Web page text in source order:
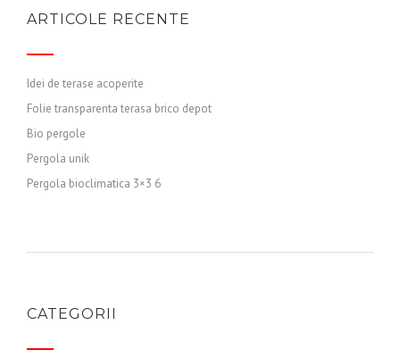
ARTICOLE RECENTE
Idei de terase acoperite
Folie transparenta terasa brico depot
Bio pergole
Pergola unik
Pergola bioclimatica 3×3 6
CATEGORII